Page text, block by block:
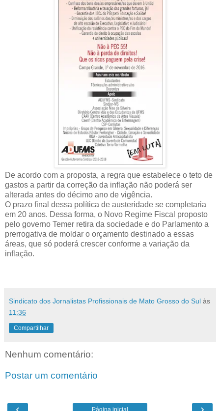
De acordo com a proposta, a regra que estabelece o teto de
gastos a partir da correção da inflação não poderá ser
alterada antes do décimo ano de vigência.
O prazo final dessa política de austeridade se completaria
em 20 anos. Dessa forma, o Novo Regime Fiscal proposto
pelo governo Temer retira da sociedade e do Parlamento a
prerrogativa de moldar o orçamento destinado a essas
áreas, que só poderá crescer conforme a variação da
inflação.
Sindicato dos Jornalistas Profissionais de Mato Grosso do Sul às
11:36
Compartilhar
Nenhum comentário:
Postar um comentário
Página inicial